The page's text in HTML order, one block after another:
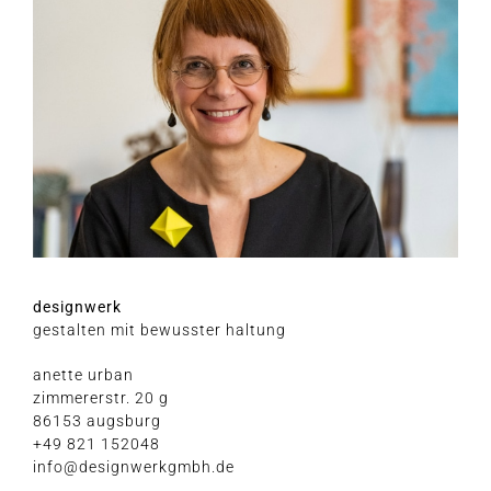
design­werk
gestal­ten mit bewuss­ter haltung
anet­te urban
zim­me­rer­str. 20 g
86153 augsburg
+49 821 152048
info@designwerkgmbh.de